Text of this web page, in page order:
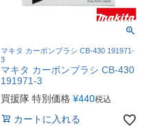
マキタ カーボンブラシ CB-430 191971-
3
マキタ カーボンブラシ CB-430
191971-3
買援隊 特別価格 ¥440税込
カートに入れる